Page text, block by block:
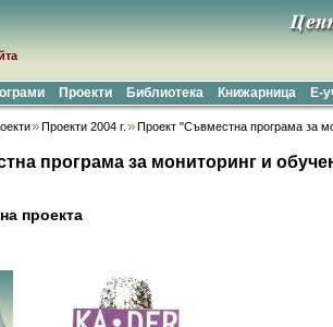
Проекти Библиотека Книжарница Е-
Проекти 2004 г. Проект "Съвместна програма за
програма за мониторинг и
проекта